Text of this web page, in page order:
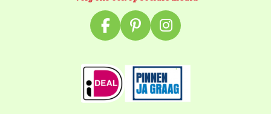
F
a
c
e
b
o
P
i
n
t
e
r
I
n
s
t
a
g